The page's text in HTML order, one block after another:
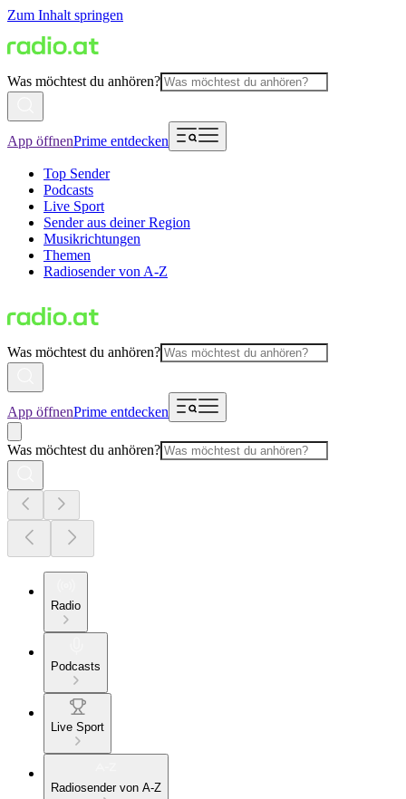
Zum Inhalt springen
Was möchtest du anhören?
App öffnenPrime entdecken
Top Sender
Podcasts
Live Sport
Sender aus deiner Region
Musikrichtungen
Themen
Radiosender von A-Z
Was möchtest du anhören?
App öffnenPrime entdecken
Was möchtest du anhören?
Radio
Podcasts
Live Sport
Radiosender von A-Z